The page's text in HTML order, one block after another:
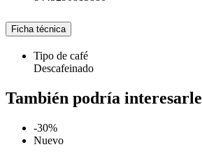
Ficha técnica
Tipo de café
Descafeinado
También podría interesarle
-30%
Nuevo